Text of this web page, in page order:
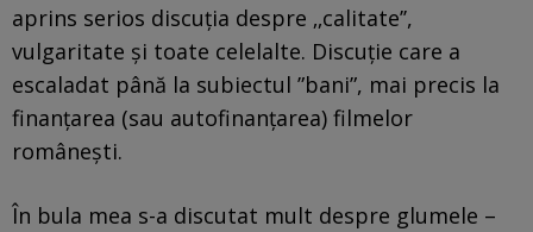
aprins serios discuția despre ‚‚calitate’’,
vulgaritate și toate celelalte. Discuție care a
escaladat până la subiectul ”bani”, mai precis la
finanțarea (sau autofinanțarea) filmelor
românești.
În bula mea s-a discutat mult despre glumele –